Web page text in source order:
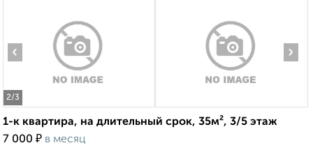
2/3
‹ ›
1-к квартира, на длительный срок, 35м², 3/5 этаж
7 000 ₽ в месяц